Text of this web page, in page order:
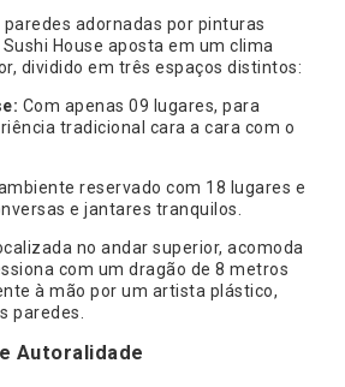
adornadas por pinturas
House aposta em um clima
dividido em três espaços distintos:
Com apenas 09 lugares, para
tradicional cara a cara com o
reservado com 18 lugares e
e jantares tranquilos.
no andar superior, acomoda
com um dragão de 8 metros
à mão por um artista plástico,
paredes.
Autoralidade